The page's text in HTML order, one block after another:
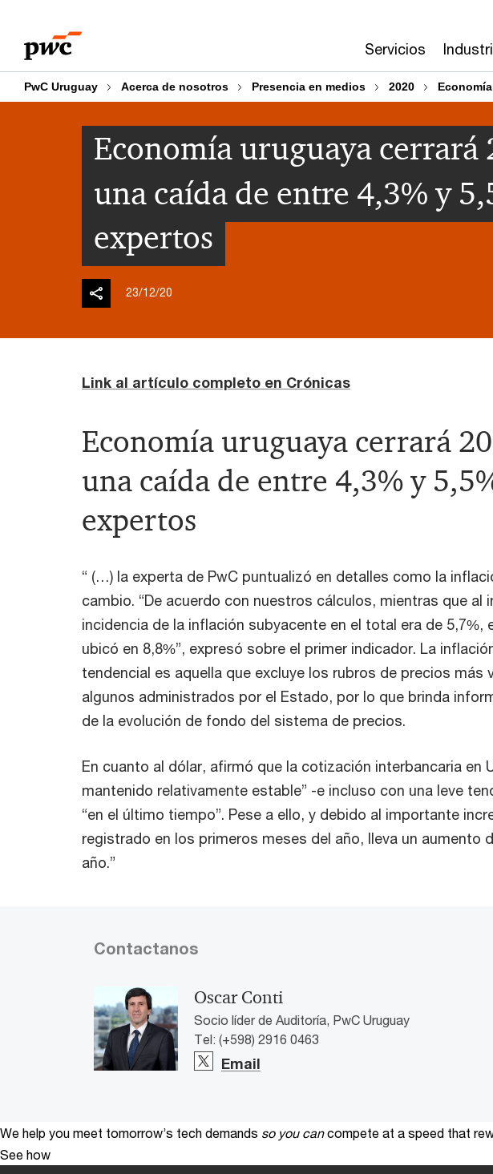
content
footer
Servicios
PwC Uruguay Acerca de nosotros Presencia en medios 2020
Economía uruguaya cerrará
una caída de entre 4,3% y
expertos
23/12/20
Link al artículo completo en Crónicas
Economía uruguaya cerrará
una caída de entre 4,3% y
expertos
“ (…) la experta de PwC puntualizó en detalles como la
cambio. “De acuerdo con nuestros cálculos, mientras que al
incidencia de la inflación subyacente en el total era de 5,7%,
ubicó en 8,8%”, expresó sobre el primer indicador. La
tendencial es aquella que excluye los rubros de precios más
algunos administrados por el Estado, por lo que brinda
de la evolución de fondo del sistema de precios.
En cuanto al dólar, afirmó que la cotización interbancaria en
mantenido relativamente estable” -e incluso con una leve
“en el último tiempo”. Pese a ello, y debido al importante
registrado en los primeros meses del año, lleva un aumento
año.”
Contactanos
Oscar Conti
Socio líder de Auditoría, PwC Uruguay
Tel: (+598) 2916 0463
Email
We help you meet tomorrow’s tech demands so you can compete at a speed that
See how